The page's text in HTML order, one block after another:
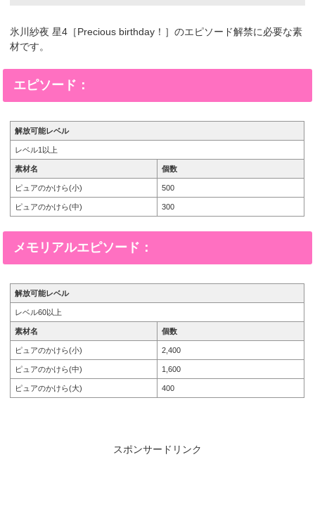
氷川紗夜 星4［Precious birthday！］のエピソード解禁に必要な素
材です。
エピソード：
解放可能レベル
レベル1以上
素材名 個数
ピュアのかけら(小) 500
ピュアのかけら(中) 300
メモリアルエピソード：
解放可能レベル
レベル60以上
素材名 個数
ピュアのかけら(小) 2,400
ピュアのかけら(中) 1,600
ピュアのかけら(大) 400
スポンサードリンク